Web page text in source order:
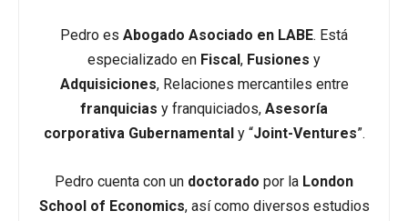
Pedro es Abogado Asociado en LABE. Está
especializado en Fiscal, Fusiones y
Adquisiciones, Relaciones mercantiles entre
franquicias y franquiciados, Asesoría
corporativa Gubernamentaly “Joint-Ventures”.
Pedro cuenta con un doctorado por la London
School of Economics, así como diversos estudios